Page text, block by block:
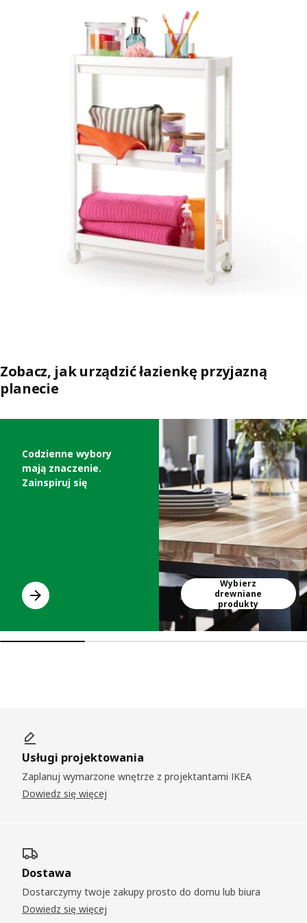
Zobacz, jak urządzić łazienkę przyjazną
planecie
Codzienne wybory
mają znaczenie.
Zainspiruj się
Wybierz
drewniane
produkty
Usługi projektowania
Zaplanuj wymarzone wnętrze z projektantami IKEA
Dowiedz się więcej
Dostawa
Dostarczymy twoje zakupy prosto do domu lub biura
Dowiedz się więcej